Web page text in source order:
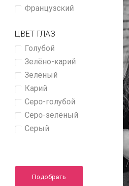
Французский
ЦВЕТ ГЛАЗ
Голубой
Зелёно-карий
Зелёный
Карий
Серо-голубой
Серо-зелёный
Серый